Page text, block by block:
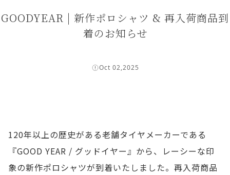
GOODYEAR | 新作ポロシャツ & 再入荷商品到
着のお知らせ
Oct 02,2025
120年以上の歴史がある老舗タイヤメーカーである
『GOOD YEAR / グッドイヤー』から、レーシーな印
象の新作ポロシャツが到着いたしました。再入荷商品